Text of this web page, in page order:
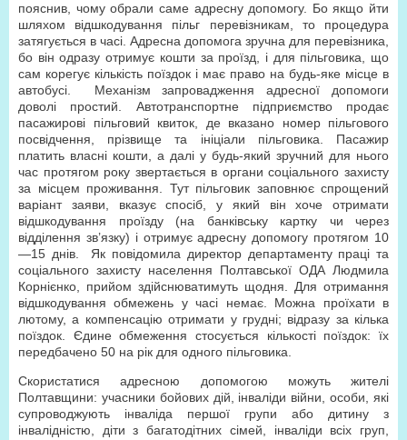
пояснив, чому обрали саме адресну допомогу. Бо якщо йти
шляхом відшкодування пільг перевізникам, то процедура
затягується в часі. Адресна допомога зручна для перевізника,
бо він одразу отримує кошти за проїзд, і для пільговика, що
сам корегує кількість поїздок і має право на будь-яке місце в
автобусі. Механізм запровадження адресної допомоги
доволі простий. Автотранспортне підприємство продає
пасажирові пільговий квиток, де вказано номер пільгового
посвідчення, прізвище та ініціали пільговика. Пасажир
платить власні кошти, а далі у будь-який зручний для нього
час протягом року звертається в органи соціального захисту
за місцем проживання. Тут пільговик заповнює спрощений
варіант заяви, вказує спосіб, у який він хоче отримати
відшкодування проїзду (на банківську картку чи через
відділення зв’язку) і отримує адресну допомогу протягом 10
—15 днів. Як повідомила директор департаменту праці та
соціального захисту населення Полтавської ОДА Людмила
Корнієнко, прийом здійснюватимуть щодня. Для отримання
відшкодування обмежень у часі немає. Можна проїхати в
лютому, а компенсацію отримати у грудні; відразу за кілька
поїздок. Єдине обмеження стосується кількості поїздок: їх
передбачено 50 на рік для одного пільговика.
Скористатися адресною допомогою можуть жителі
Полтавщини: учасники бойових дій, інваліди війни, особи, які
супроводжують інваліда першої групи або дитину з
інвалідністю, діти з багатодітних сімей, інваліди всіх груп,